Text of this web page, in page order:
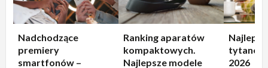
Nadchodzące
premiery
smartfonów –
Ranking aparatów
kompaktowych.
Najlepsze modele
2026